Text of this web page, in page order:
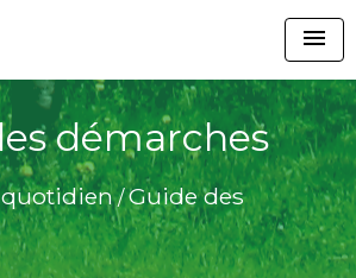
menu
démarches
/Guide des